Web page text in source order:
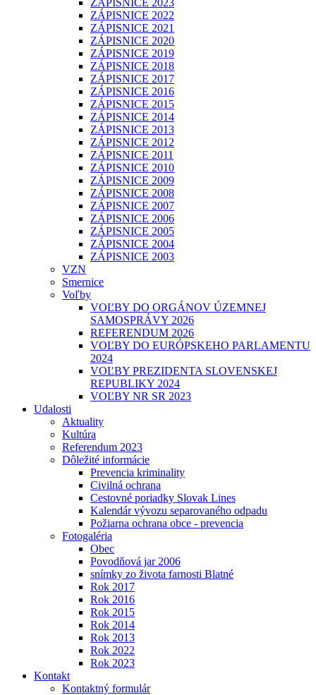
ZÁPISNICE 2023
ZÁPISNICE 2022
ZÁPISNICE 2021
ZÁPISNICE 2020
ZÁPISNICE 2019
ZÁPISNICE 2018
ZÁPISNICE 2017
ZÁPISNICE 2016
ZÁPISNICE 2015
ZÁPISNICE 2014
ZÁPISNICE 2013
ZÁPISNICE 2012
ZÁPISNICE 2011
ZÁPISNICE 2010
ZÁPISNICE 2009
ZÁPISNICE 2008
ZÁPISNICE 2007
ZÁPISNICE 2006
ZÁPISNICE 2005
ZÁPISNICE 2004
ZÁPISNICE 2003
VZN
Smernice
Voľby
VOĽBY DO ORGÁNOV ÚZEMNEJ
SAMOSPRÁVY 2026
REFERENDUM 2026
VOĽBY DO EURÓPSKEHO PARLAMENTU
2024
VOĽBY PREZIDENTA SLOVENSKEJ
REPUBLIKY 2024
VOĽBY NR SR 2023
Udalosti
Aktuality
Kultúra
Referendum 2023
Dôležité informácie
Prevencia kriminality
Civilná ochrana
Cestovné poriadky Slovak Lines
Kalendár vývozu separovaného odpadu
Požiarna ochrana obce - prevencia
Fotogaléria
Obec
Povodňová jar 2006
snímky zo života farnosti Blatné
Rok 2017
Rok 2016
Rok 2015
Rok 2014
Rok 2013
Rok 2022
Rok 2023
Kontakt
Kontaktný formulár